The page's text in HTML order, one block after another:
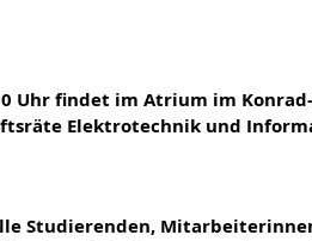
Uhr findet im Atrium im
Elektrotechnik und
Studierenden,